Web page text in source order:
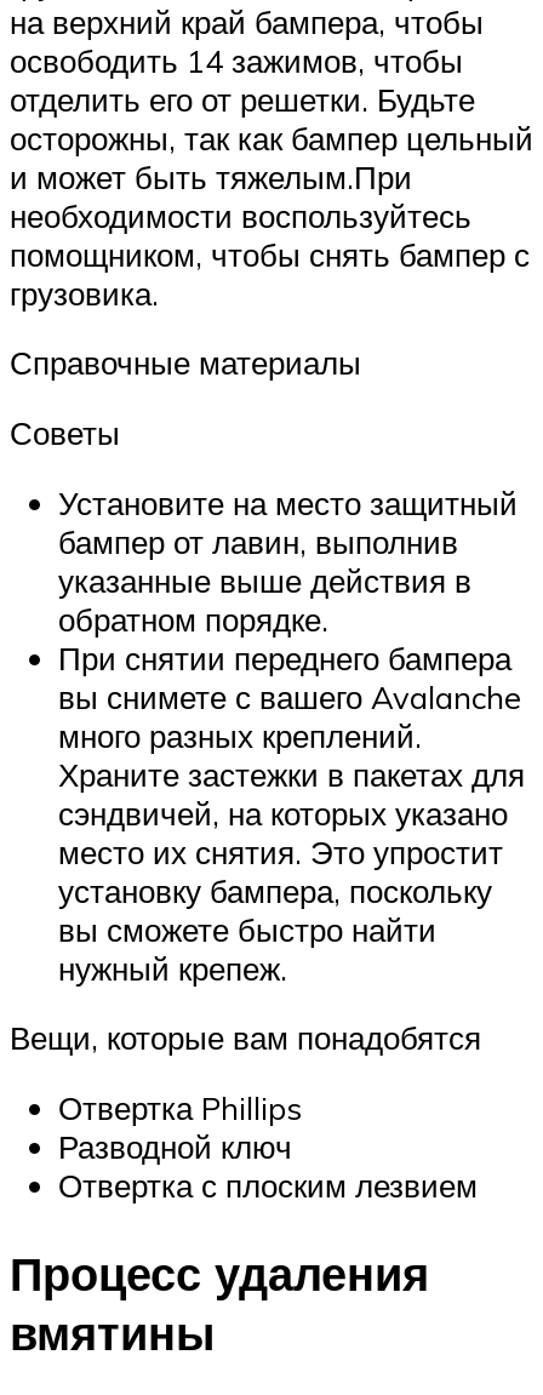
на верхний край бампера, чтобы
освободить 14 зажимов, чтобы
отделить его от решетки. Будьте
осторожны, так как бампер цельный
и может быть тяжелым.При
необходимости воспользуйтесь
помощником, чтобы снять бампер с
грузовика.
Справочные материалы
Советы
Установите на место защитный
бампер от лавин, выполнив
указанные выше действия в
обратном порядке.
При снятии переднего бампера
вы снимете с вашего Avalanche
много разных креплений.
Храните застежки в пакетах для
сэндвичей, на которых указано
место их снятия. Это упростит
установку бампера, поскольку
вы сможете быстро найти
нужный крепеж.
Вещи, которые вам понадобятся
Отвертка Phillips
Разводной ключ
Отвертка с плоским лезвием
Процесс удаления
вмятины